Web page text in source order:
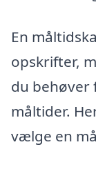
En
opskrifter,
du behøver
måltider.
vælge en